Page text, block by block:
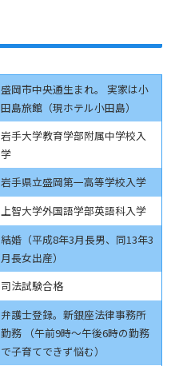
盛岡市中央通生まれ。 実家は小
田島旅館（現ホテル小田島）
岩手大学教育学部附属中学校入
学
岩手県立盛岡第一高等学校入学
上智大学外国語学部英語科入学
結婚（平成8年3月長男、同13年3
月長女出産）
司法試験合格
弁護士登録。新銀座法律事務所
勤務 （午前9時〜午後6時の勤務
で子育てできず悩む）